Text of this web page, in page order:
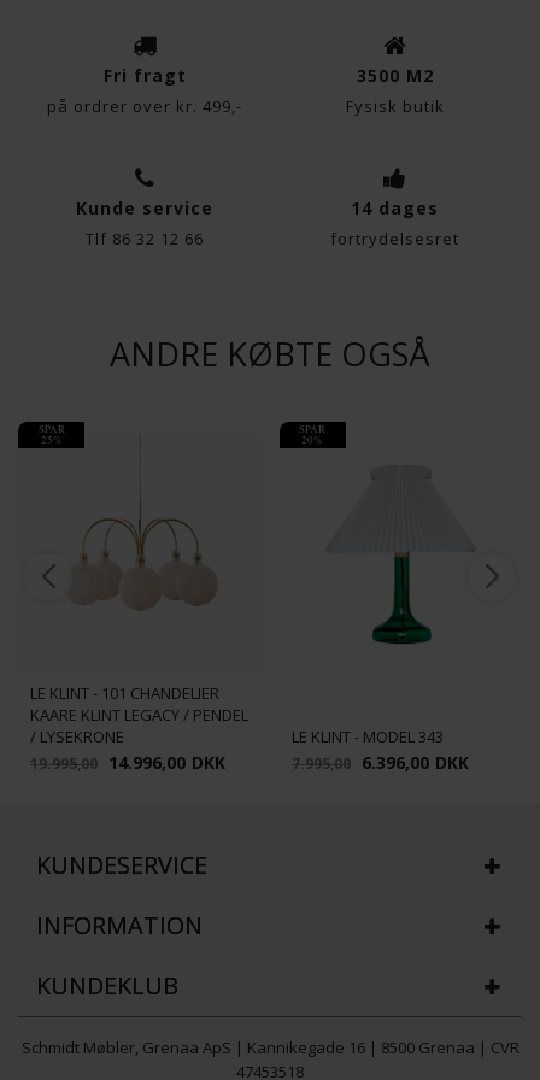
Fri fragt
på ordrer over kr. 499,-
3500 M2
Fysisk butik
Kunde service
Tlf 86 32 12 66
14 dages
fortrydelsesret
ANDRE KØBTE OGSÅ
SPAR
25%
LE KLINT - 101 CHANDELIER
KAARE KLINT LEGACY / PENDEL
/ LYSEKRONE
19.995,00 14.996,00 DKK
SPAR
20%
LE KLINT - MODEL 343
7.995,00 6.396,00 DKK
KUNDESERVICE
INFORMATION
KUNDEKLUB
Schmidt Møbler, Grenaa ApS | Kannikegade 16 | 8500 Grenaa | CVR
47453518